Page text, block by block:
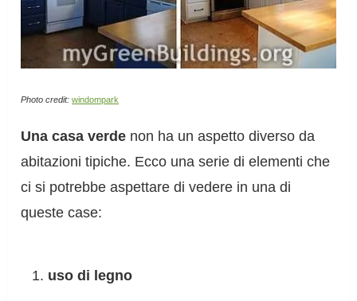
Photo credit: windompark
Una casa verde non ha un aspetto diverso da
abitazioni tipiche. Ecco una serie di elementi che
ci si potrebbe aspettare di vedere in una di
queste case:
uso di legno